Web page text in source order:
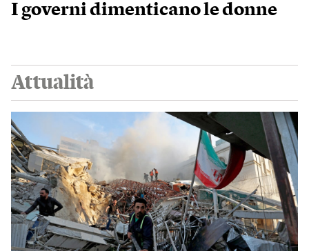
I governi dimenticano le donne
Attualità